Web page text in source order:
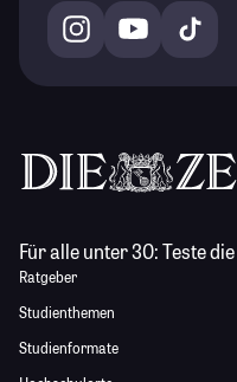
Für alle unter 30:Teste die
Ratgeber
Studienthemen
Studienformate